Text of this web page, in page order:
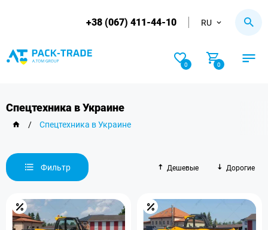
+38 (067) 411-44-10 RU
0 0
Спецтехника в Украине
/ Спецтехника в Украине
Фильтр Дешевые Дорогие